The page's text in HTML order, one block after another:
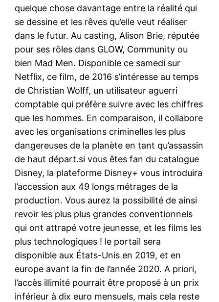
quelque chose davantage entre la réalité qui
se dessine et les rêves qu’elle veut réaliser
dans le futur. Au casting, Alison Brie, réputée
pour ses rôles dans GLOW, Community ou
bien Mad Men. Disponible ce samedi sur
Netflix, ce film, de 2016 s’intéresse au temps
de Christian Wolff, un utilisateur aguerri
comptable qui préfère suivre avec les chiffres
que les hommes. En comparaison, il collabore
avec les organisations criminelles les plus
dangereuses de la planète en tant qu’assassin
de haut départ.si vous êtes fan du catalogue
Disney, la plateforme Disney+ vous introduira
l’accession aux 49 longs métrages de la
production. Vous aurez la possibilité de ainsi
revoir les plus plus grandes conventionnels
qui ont attrapé votre jeunesse, et les films les
plus technologiques ! le portail sera
disponible aux États-Unis en 2019, et en
europe avant la fin de l’année 2020. A priori,
l’accès illimité pourrait être proposé à un prix
inférieur à dix euro mensuels, mais cela reste